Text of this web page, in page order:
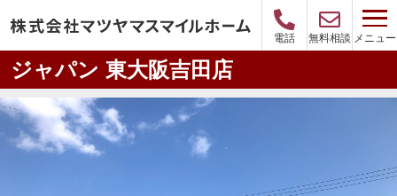
電話 無料相談 メニュー
ジャパン 東大阪吉田店